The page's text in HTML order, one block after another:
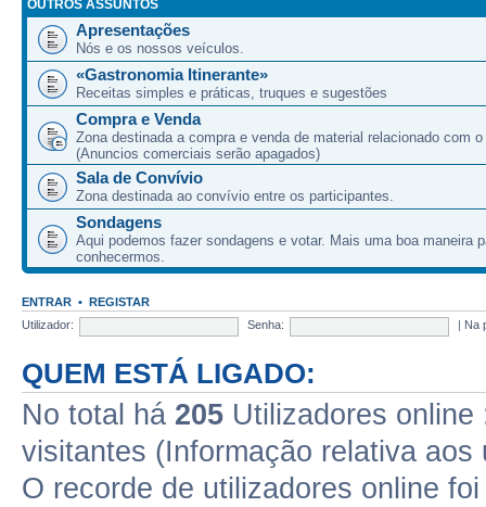
OUTROS ASSUNTOS
Apresentações
Nós e os nossos veículos.
«Gastronomia Itinerante»
Receitas simples e práticas, truques e sugestões
Compra e Venda
Zona destinada a compra e venda de material relacionado com
(Anuncios comerciais serão apagados)
Sala de Convívio
Zona destinada ao convívio entre os participantes.
Sondagens
Aqui podemos fazer sondagens e votar. Mais uma boa maneira
conhecermos.
ENTRAR • REGISTAR
Utilizador:
Senha: Na
QUEM ESTÁ LIGADO:
No total há 205 Utilizadores
visitantes (Informação relativa
O recorde de utilizadores online